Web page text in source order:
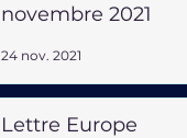
novembre 2021
24 nov. 2021
Lettre Europe